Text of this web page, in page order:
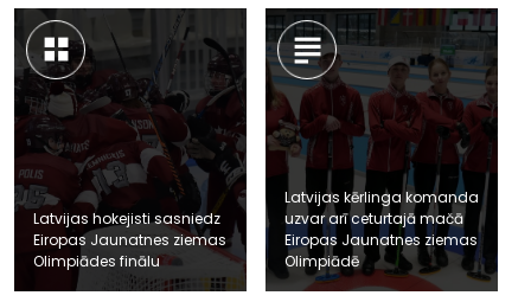
Latvijas hokejisti sasniedz
Eiropas Jaunatnes ziemas
Olimpiādes finālu
Latvijas kērlinga komanda
uzvar arī ceturtajā mačā
Eiropas Jaunatnes ziemas
Olimpiādē